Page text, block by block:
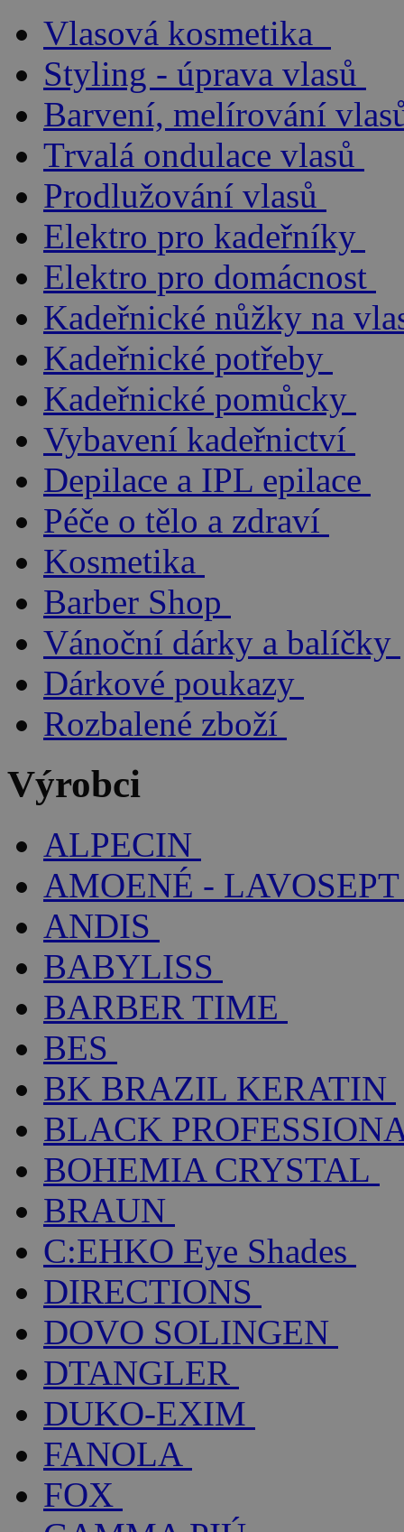
Vlasová kosmetika
Styling - úprava vlasů
Barvení, melírování
Trvalá ondulace vlasů
Prodlužování vlasů
Elektro pro kadeřníky
Elektro pro domácnost
Kadeřnické nůžky na
Kadeřnické potřeby
Kadeřnické pomůcky
Vybavení kadeřnictví
Depilace a IPL epilace
Péče o tělo a zdraví
Kosmetika
Barber Shop
Vánoční dárky a balíčky
Dárkové poukazy
Rozbalené zboží
Výrobci
ALPECIN
AMOENÉ - LAVOSEPT
ANDIS
BABYLISS
BARBER TIME
BES
BK BRAZIL KERATIN
BLACK
BOHEMIA CRYSTAL
BRAUN
C:EHKO Eye Shades
DIRECTIONS
DOVO SOLINGEN
DTANGLER
DUKO-EXIM
FANOLA
FOX